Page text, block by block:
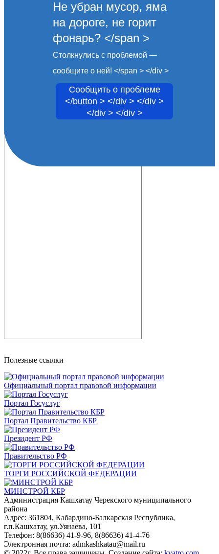
Не убран мусор, яма
на дороге, не горит
фонарь? </span >
Столкнулись с проблемой —
сообщите о ней! </span > </div >
Сообщить о проблеме
</button > </div > </div >
</div > </div >
Полезные ссылки
Официальный портал правовой информации
Портал Госуслуг
Портал Правительство КБР
Президент РФ
Правительство РФ
ТОРГИ РОССИЙСКОЙ ФЕДЕРАЦИИ
МИНСТРОЙ КБР
Администрация Кашхатау Черекского муниципального
района
Адрес: 361804, Кабардино-Балкарская Республика,
г.п.Кашхатау, ул.Уянаева, 101
Телефон: 8(86636) 41-9-96, 8(86636) 41-4-76
Электронная почта: admkashkatau@mail.ru